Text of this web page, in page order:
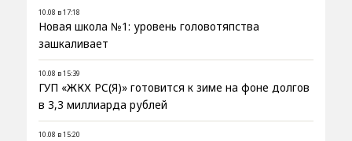
10.08 в 17:18
Новая школа №1: уровень головотяпства
зашкаливает
10.08 в 15:39
ГУП «ЖКХ РС(Я)» готовится к зиме на фоне долгов
в 3,3 миллиарда рублей
10.08 в 15:20